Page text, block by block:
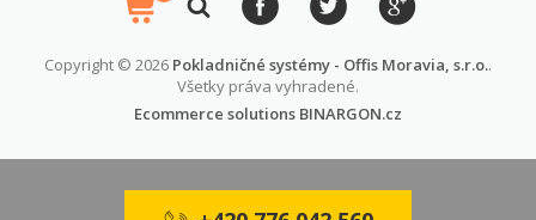
Copyright © 2026 Pokladničné systémy - Offis Moravia, s.r.o..
Všetky práva vyhradené.
Ecommerce solutions BINARGON.cz